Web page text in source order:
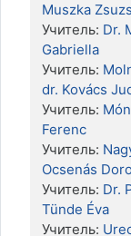
Muszka
Учитель: Dr.
Gabriella
Учитель:
dr. Kovács
Учитель:
Ferenc
Учитель:
Ocsenás
Учитель: Dr.
Tünde Éva
Учитель: